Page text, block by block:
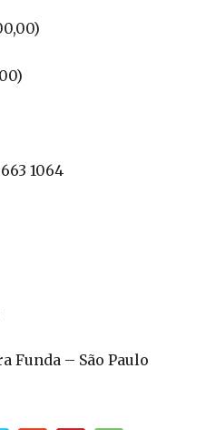
1064
Funda – São Paulo